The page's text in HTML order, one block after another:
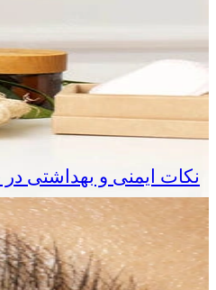
نکات ایمنی و بهداشتی